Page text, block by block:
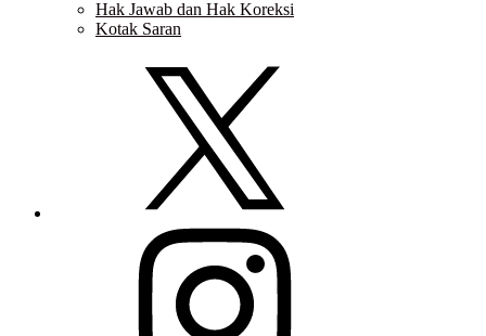
Hak Jawab dan Hak Koreksi
Kotak Saran